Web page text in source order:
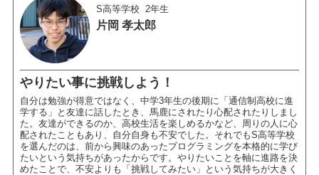
S高等学校 2年生
片岡 孝太郎
やりたい事に挑戦しよう！
自分は勉強が得意ではなく、中学3年生の後期に「通信制高校に進
学する」と友達に話したとき、馬鹿にされたり心配されたりしまし
た。友達ができるのか、高校生活を楽しめるかなど、周りの人に心
配されたこともあり、自分自身も不安でした。それでもS高等学校
を選んだのは、前から興味のあったプログラミングを本格的に学び
たいという気持ちがあったからです。やりたいことを軸に進路を決
めたことで、不安よりも「挑戦してみたい」という気持ちが大きく